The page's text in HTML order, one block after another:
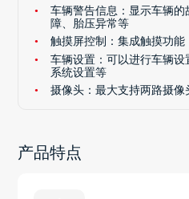
车辆警告信息：显示车辆
障、胎压异常等
触摸屏控制：集成触摸功能
车辆设置：可以进行车辆
系统设置等
摄像头：最大支持两路摄像
产品特点